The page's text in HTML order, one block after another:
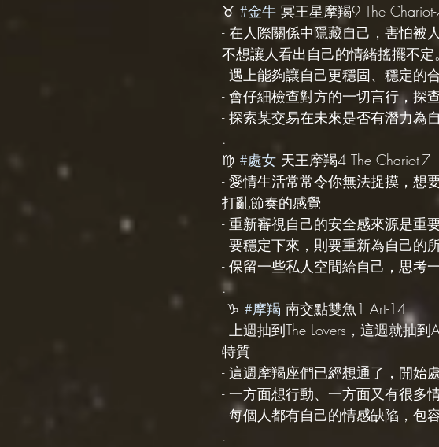
♉️ #金牛 冥王星摩羯9 The
- 在人際關係中隱藏自己，害怕被
不想讓人看出自己的情緒搖擺不定。
- 遇上能夠讓自己更穩固、穩定的
- 會仔細檢查對方的一切言行，
- 探索某交易在未來是否有潛力為
.
♍️ #處女 天王摩羯4 The Chariot-7
- 愛情生活常常令你無法捉摸，想
打亂節奏的感覺
- 重新審視自己的安全感來源是重
- 要穩定下來，則要重新為自己的
- 保留一些私人空間給自己，思考
.
♑️ #摩羯 南交點雙魚1 Art-14
- 上週抽到The Lovers，這週就抽
特質
- 這週摩羯座們已經想通了，開始
- 一方面想行動、一方面又有很多
- 每個人都有自己的情感缺陷，包
.